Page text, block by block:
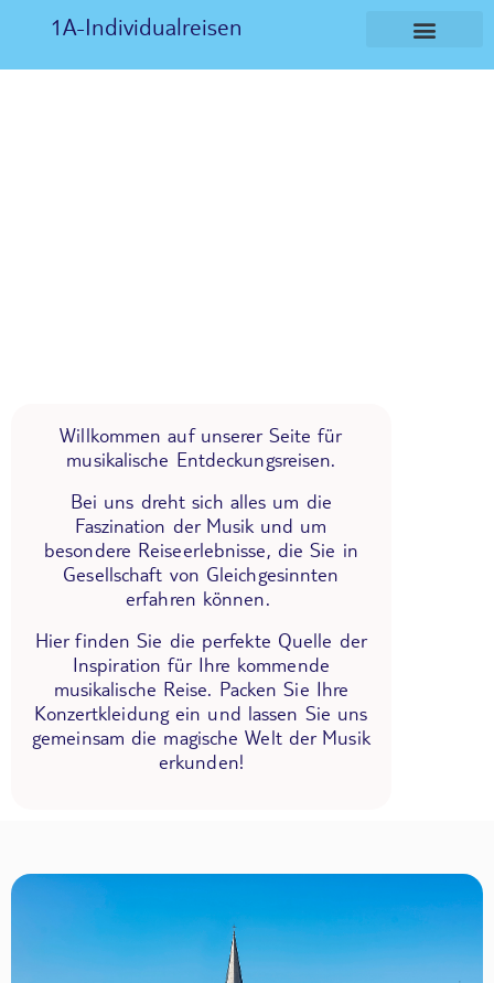
1A-Individualreisen
Willkommen auf unserer Seite für
musikalische Entdeckungsreisen.
Bei uns dreht sich alles um die
Faszination der Musik und um
besondere Reiseerlebnisse, die Sie in
Gesellschaft von Gleichgesinnten
erfahren können.
Hier finden Sie die perfekte Quelle der
Inspiration für Ihre kommende
musikalische Reise. Packen Sie Ihre
Konzertkleidung ein und lassen Sie uns
gemeinsam die magische Welt der Musik
erkunden!